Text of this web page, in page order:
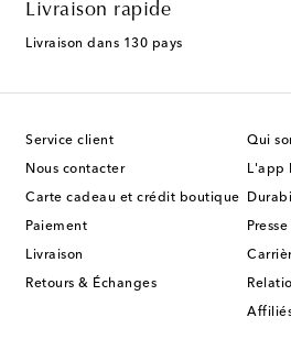
Livraison rapide
Livraison dans 130 pays
Service client
Nous contacter
Carte cadeau et crédit boutique
Paiement
Livraison
Retours & Échanges
Qui
L'app
Presse